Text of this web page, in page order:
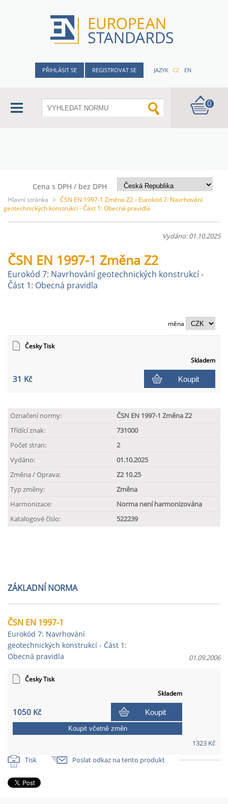
PŘIHLÁSIT SE REGISTROVAT SE JAZYK CZ EN
0
Cena s DPH / bez DPH
Hlavní stránka > ČSN EN 1997-1 Změna Z2 - Eurokód 7: Navrhování
geotechnických konstrukcí - Část 1: Obecná pravidla
Vydáno: 01.10.2025
ČSN EN 1997-1 Změna Z2
Eurokód 7: Navrhování geotechnických konstrukcí -
Část 1: Obecná pravidla
měna
Česky Tisk
Skladem
31 Kč Koupit
Označení normy:
ČSN EN 1997-1 Změna Z2
Třídící znak:
731000
Počet stran:
2
Vydáno:
01.10.2025
Změna / Oprava:
Z2 10.25
Typ změny:
Změna
Harmonizace:
Norma není harmonizována
Katalogové číslo:
522239
ZÁKLADNÍ NORMA
ČSN EN 1997-1
Eurokód 7: Navrhování
geotechnických konstrukcí - Část 1:
Obecná pravidla
01.09.2006
Česky Tisk
Skladem
1050 Kč Koupit
1323 Kč
Koupit včetně změn
Tisk Poslat odkaz na tento produkt